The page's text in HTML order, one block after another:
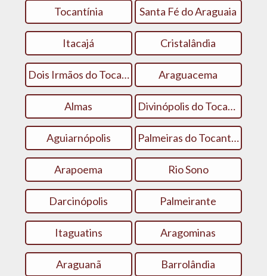
Tocantínia Santa Fé do Araguaia
Itacajá Cristalândia
Dois Irmãos do Tocantins Araguacema
Almas Divinópolis do Tocantins
Aguiarnópolis Palmeiras do Tocantins
Arapoema Rio Sono
Darcinópolis Palmeirante
Itaguatins Aragominas
Araguanã Barrolândia